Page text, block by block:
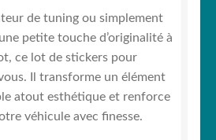
de tuning ou simplement
petite touche d’originalité à
ce lot de stickers pour
Il transforme un élément
atout esthétique et renforce
véhicule avec finesse.